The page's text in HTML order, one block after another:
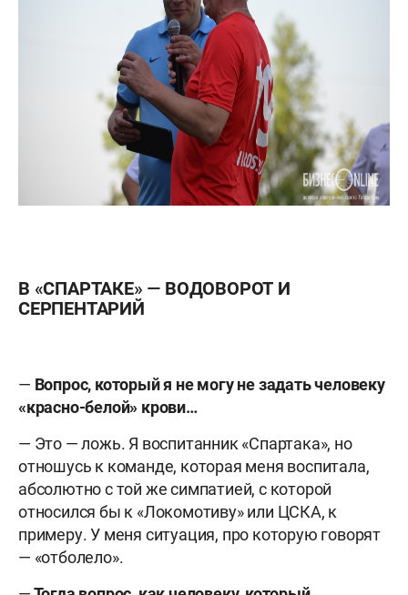
В «СПАРТАКЕ» — ВОДОВОРОТ И
СЕРПЕНТАРИЙ
— Вопрос, который я не могу не задать человеку
«красно-белой» крови…
— Это — ложь. Я воспитанник «Спартака», но
отношусь к команде, которая меня воспитала,
абсолютно с той же симпатией, с которой
относился бы к «Локомотиву» или ЦСКА, к
примеру. У меня ситуация, про которую говорят
— «отболело».